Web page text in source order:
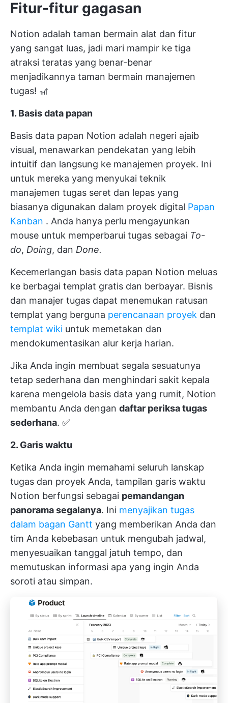
Fitur-fitur gagasan
Notion adalah taman bermain alat dan fitur
yang sangat luas, jadi mari mampir ke tiga
atraksi teratas yang benar-benar
menjadikannya taman bermain manajemen
tugas! 🎢
1. Basis data papan
Basis data papan Notion adalah negeri ajaib
visual, menawarkan pendekatan yang lebih
intuitif dan langsung ke manajemen proyek. Ini
untuk mereka yang menyukai teknik
manajemen tugas seret dan lepas yang
biasanya digunakan dalam proyek digital Papan
Kanban . Anda hanya perlu mengayunkan
mouse untuk memperbarui tugas sebagai To-
do, Doing, dan Done.
Kecemerlangan basis data papan Notion meluas
ke berbagai templat gratis dan berbayar. Bisnis
dan manajer tugas dapat menemukan ratusan
templat yang berguna perencanaan proyek dan
templat wiki untuk memetakan dan
mendokumentasikan alur kerja harian.
Jika Anda ingin membuat segala sesuatunya
tetap sederhana dan menghindari sakit kepala
karena mengelola basis data yang rumit, Notion
membantu Anda dengan daftar periksa tugas
sederhana. ✅
2. Garis waktu
Ketika Anda ingin memahami seluruh lanskap
tugas dan proyek Anda, tampilan garis waktu
Notion berfungsi sebagai pemandangan
panorama segalanya. Ini menyajikan tugas
dalam bagan Gantt yang memberikan Anda dan
tim Anda kebebasan untuk mengubah jadwal,
menyesuaikan tanggal jatuh tempo, dan
memutuskan informasi apa yang ingin Anda
soroti atau simpan.